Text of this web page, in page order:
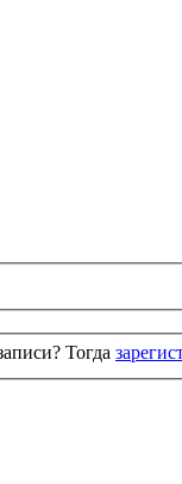
Тогда